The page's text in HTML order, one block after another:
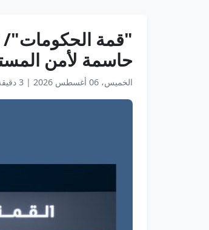
"قمة الحكومات"/
حاسمة لأمن
الخميس، 06 أغسطس 2026 | 3 دقيقة قراءة